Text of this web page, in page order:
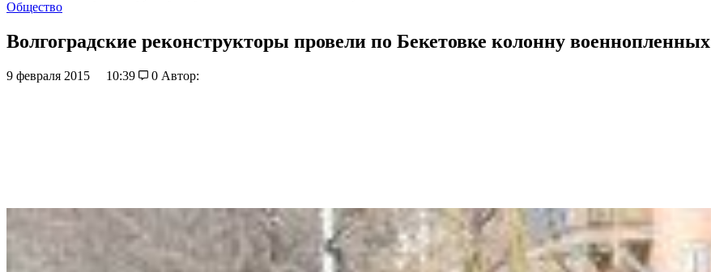
Общество
Волгоградские реконструкторы провели по Бекетовке колонну военнопленных
9 февраля 2015 10:39 0 Автор: